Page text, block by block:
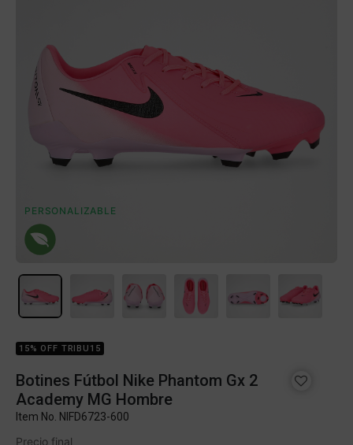
PERSONALIZABLE
15% OFF TRIBU15
Botines Fútbol Nike Phantom Gx 2
Academy MG Hombre
Item No. NIFD6723-600
Precio final